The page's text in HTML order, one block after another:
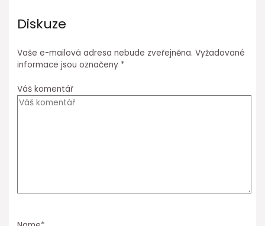
Diskuze
Vaše e-mailová adresa nebude zveřejněna. Vyžadované
informace jsou označeny *
Váš komentář